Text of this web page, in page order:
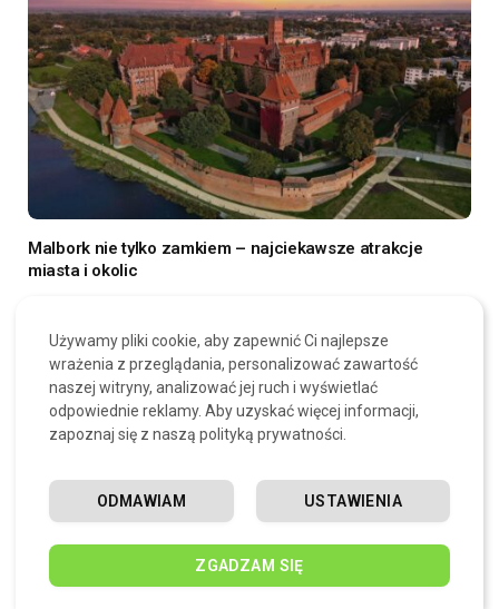
Malbork nie tylko zamkiem – najciekawsze atrakcje
miasta i okolic
SKOMENTUJ
Używamy pliki cookie, aby zapewnić Ci najlepsze
wrażenia z przeglądania, personalizować zawartość
naszej witryny, analizować jej ruch i wyświetlać
odpowiednie reklamy. Aby uzyskać więcej informacji,
zapoznaj się z naszą polityką prywatności.
ZGADZAM SIĘ
USTAWIENIA
ODMAWIAM